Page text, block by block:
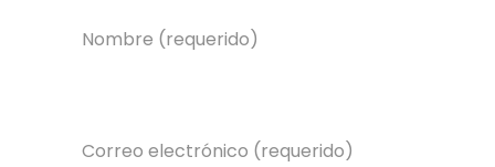
Nombre (requerido)
Correo electrónico (requerido)